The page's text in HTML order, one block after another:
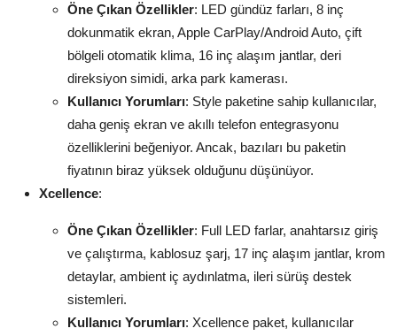
Öne Çıkan Özellikler: LED gündüz farları, 8 inç
dokunmatik ekran, Apple CarPlay/Android Auto, çift
bölgeli otomatik klima, 16 inç alaşım jantlar, deri
direksiyon simidi, arka park kamerası.
Kullanıcı Yorumları: Style paketine sahip kullanıcılar,
daha geniş ekran ve akıllı telefon entegrasyonu
özelliklerini beğeniyor. Ancak, bazıları bu paketin
fiyatının biraz yüksek olduğunu düşünüyor.
Xcellence:
Öne Çıkan Özellikler: Full LED farlar, anahtarsız giriş
ve çalıştırma, kablosuz şarj, 17 inç alaşım jantlar, krom
detaylar, ambient iç aydınlatma, ileri sürüş destek
sistemleri.
Kullanıcı Yorumları: Xcellence paket, kullanıcılar